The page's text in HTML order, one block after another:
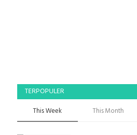
TERPOPULER
This Week This Month